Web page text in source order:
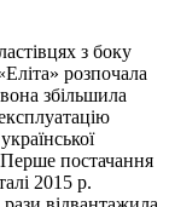
з боку
розпочала
збільшила
постачання
2015 р.